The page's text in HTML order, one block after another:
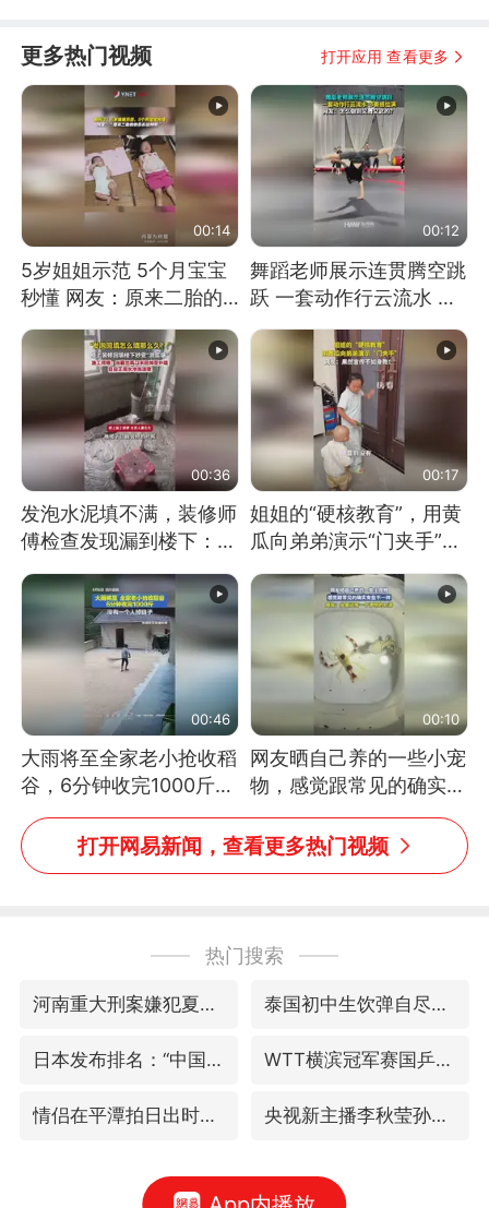
更多热门视频 打开应用 查看更多
00:14
5岁姐姐示范 5个月宝宝
秒懂 网友：原来二胎的
快乐长这样
00:12
舞蹈老师展示连贯腾空跳
跃 一套动作行云流水 节
奏感拉满 网友：怎么做
到又舞又武的？
00:36
发泡水泥填不满，装修师
傅检查发现漏到楼下：出
风口未延伸到外墙
00:17
姐姐的“硬核教育”，用黄
瓜向弟弟演示“门夹手”，
网友：果然言传不如身
教！
00:46
大雨将至全家老小抢收稻
谷，6分钟收完1000斤，
没有一个人掉链子
00:10
网友晒自己养的一些小宠
物，感觉跟常见的确实有
些不一样
打开网易新闻，查看更多热门视频
热门搜索
河南重大刑案嫌犯夏某钢落网 泰国初中生饮弹自尽前开了26枪
日本发布排名：“中国第一，美日德韩英法居后” WTT横滨冠军赛国乒女单三将晋级四强
情侣在平潭拍日出时坠崖致一死一伤 央视新主播李秋莹孙亚鹏亮相